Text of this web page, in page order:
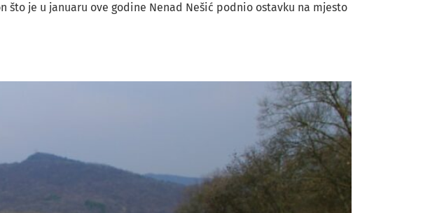
je u januaru ove godine Nenad Nešić podnio ostavku na mjesto